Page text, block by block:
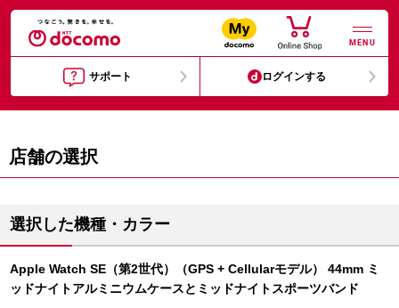
MENU
サポート ログインする
店舗の選択
選択した機種・カラー
Apple Watch SE（第2世代）（GPS + Cellularモデル） 44mm ミ
ッドナイトアルミニウムケースとミッドナイトスポーツバンド